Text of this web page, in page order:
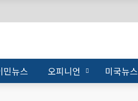
민뉴스 오피니언 미국뉴스